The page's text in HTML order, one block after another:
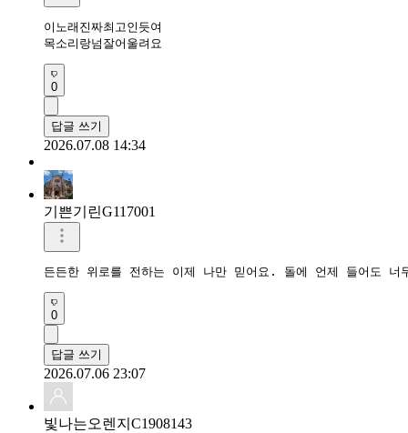
이노래진짜최고인듯여
목소리랑넘잘어울려요
0
답글 쓰기
2026.07.08 14:34
기쁜기린G117001
든든한 위로를 전하는 이제 나만 믿어요. 돌에 언제 들어도 너
0
답글 쓰기
2026.07.06 23:07
빛나는오렌지C1908143